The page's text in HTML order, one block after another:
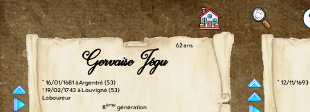
62 ans
Gervaise Jégu
° 16/01/1681 à Argentré (53)
† 19/02/1743 à Louvigné (53)
Laboureur
8ème génération
° 12/11/